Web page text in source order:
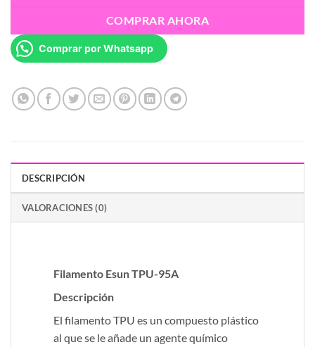
COMPRAR AHORA
Comprar por Whatsapp
DESCRIPCIÓN
VALORACIONES (0)
Filamento Esun TPU-95A
Descripción
El filamento TPU es un compuesto plástico
al que se le añade un agente químico